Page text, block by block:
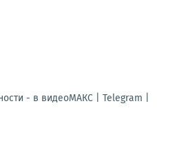
- в видеоМАКС | Telegram |